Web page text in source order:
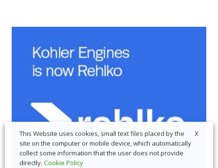
X
This Website uses cookies, small text files placed by the
site on the computer or mobile device, which automatically
collect some information that the user does not provide
directly. Cookie Policy